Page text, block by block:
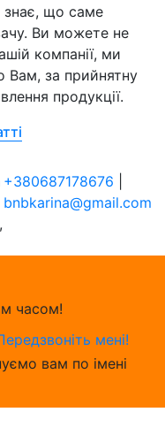
знає, що саме
Ви можете не
компанії, ми
Вам, за прийнятну
продукції.
+380687178676
bnbkarina@gmail.com
часом!
мені!
вам по імені